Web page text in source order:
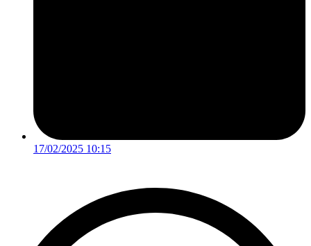
17/02/2025 10:15